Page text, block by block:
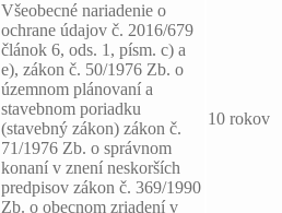
Všeobecné nariadenie o
ochrane údajov č. 2016/679
článok 6, ods. 1, písm. c) a
e), zákon č. 50/1976 Zb. o
územnom plánovaní a
stavebnom poriadku
(stavebný zákon) zákon č.
71/1976 Zb. o správnom
konaní v znení neskorších
predpisov zákon č. 369/1990
Zb. o obecnom zriadení v
10 rokov